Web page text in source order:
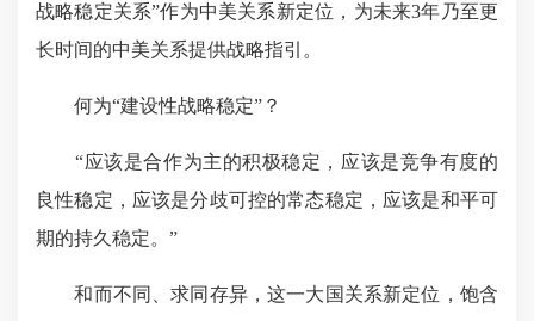
战略稳定关系”作为中美关系新定位，为未来3年乃至更
长时间的中美关系提供战略指引。
何为“建设性战略稳定”？
“应该是合作为主的积极稳定，应该是竞争有度的
良性稳定，应该是分歧可控的常态稳定，应该是和平可
期的持久稳定。”
和而不同、求同存异，这一大国关系新定位，饱含